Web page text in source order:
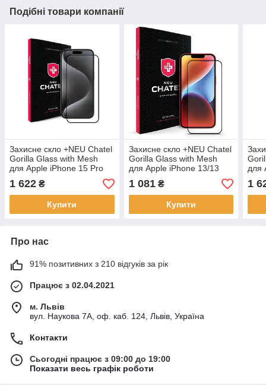
Подібні товари компанії
Захисне скло +NEU Chatel
Gorilla Glass with Mesh
для Apple iPhone 15 Pro
1 622 ₴
Купити
Захисне скло +NEU Chatel
Gorilla Glass with Mesh
для Apple iPhone 13/13
1 081₴
Купити
для
1
Про нас
91% позитивних з 210 відгуків за рік
Працює з 02.04.2021
м. Львів
вул. Наукова 7А, оф. каб. 124, Львів, Україна
Контакти
Сьогодні працює з 09:00 до 19:00
Показати весь графік роботи